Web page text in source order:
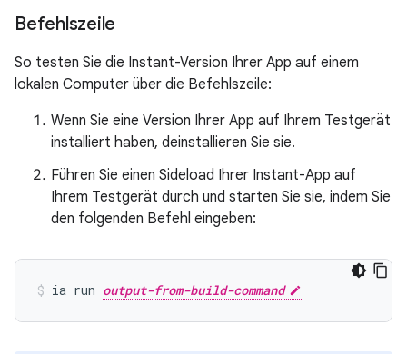
Befehlszeile
So testen Sie die Instant-Version Ihrer App auf einem
lokalen Computer über die Befehlszeile:
Wenn Sie eine Version Ihrer App auf Ihrem Testgerät
installiert haben, deinstallieren Sie sie.
Führen Sie einen Sideload Ihrer Instant-App auf
Ihrem Testgerät durch und starten Sie sie, indem Sie
den folgenden Befehl eingeben:
ia run output-from-build-command